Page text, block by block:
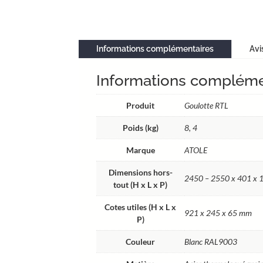
Informations complémentaires
Informations
Produit Goulotte RTL
Poids (kg) 8, 4
Marque ATOLE
Dimensions hors-
tout (H x L x P)
2450 – 2550 x 401 x
Cotes utiles (H x L x
P)
921 x 245 x 65 mm
Couleur Blanc RAL9003